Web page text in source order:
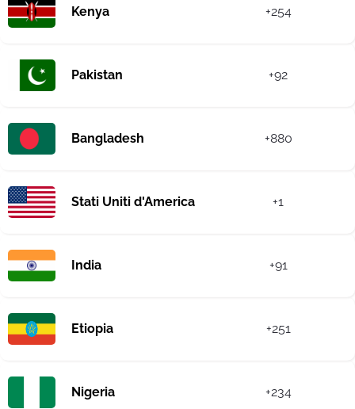
Kenya +254
Pakistan +92
Bangladesh +880
Stati Uniti d'America +1
India +91
Etiopia +251
Nigeria +234